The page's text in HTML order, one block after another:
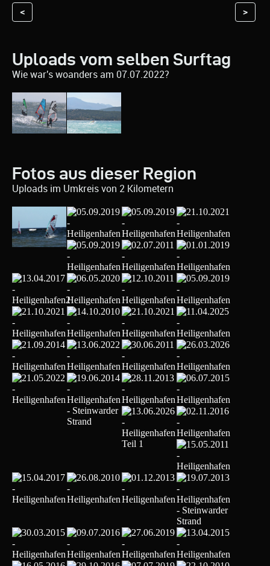
< >
Uploads vom selben Surftag
Wie war's woanders am 07.07.2022?
Fotos aus dieser Region
Uploads im Umkreis von 2 Kilometern